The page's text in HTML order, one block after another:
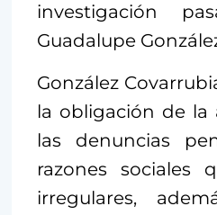
investigación
Guadalupe
González
la obligación de
las denuncias
razones sociales
irregulares,